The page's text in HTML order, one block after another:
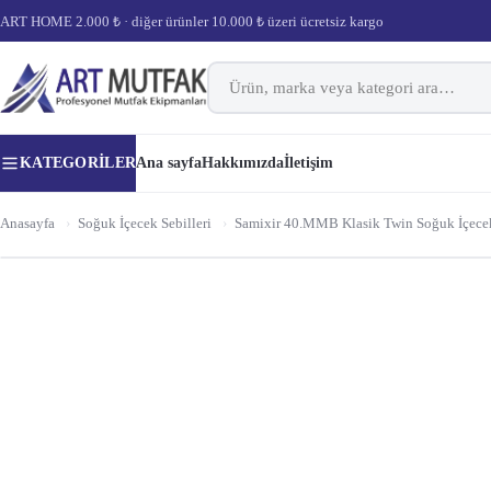
ART HOME 2.000 ₺ · diğer ürünler 10.000 ₺ üzeri ücretsiz kargo
KATEGORILERAna sayfaHakkımızdaİletişim
Anasayfa › Soğuk İçecek Sebilleri › Samixir 40.MMB Klasik Twin Soğuk